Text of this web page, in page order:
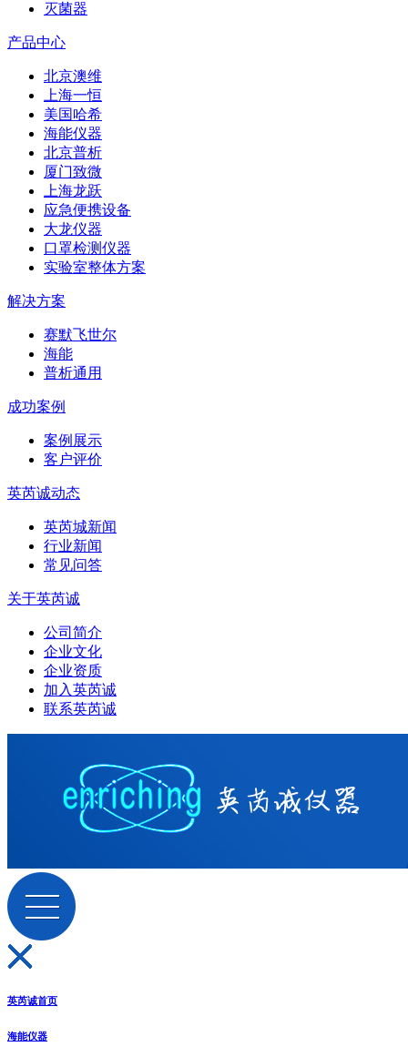
灭菌器
产品中心
北京澳维
上海一恒
美国哈希
海能仪器
北京普析
厦门致微
上海龙跃
应急便携设备
大龙仪器
口罩检测仪器
实验室整体方案
解决方案
赛默飞世尔
海能
普析通用
成功案例
案例展示
客户评价
英芮诚动态
英芮城新闻
行业新闻
常见问答
关于英芮诚
公司简介
企业文化
企业资质
加入英芮诚
联系英芮诚
英芮诚首页
海能仪器